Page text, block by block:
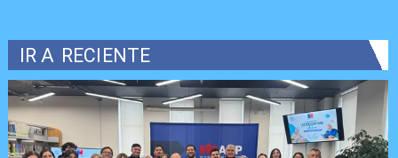
IR A RECIENTE